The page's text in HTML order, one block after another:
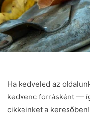
Ha kedveled az
kedvenc forrásként —
cikkeinket a keresőben!